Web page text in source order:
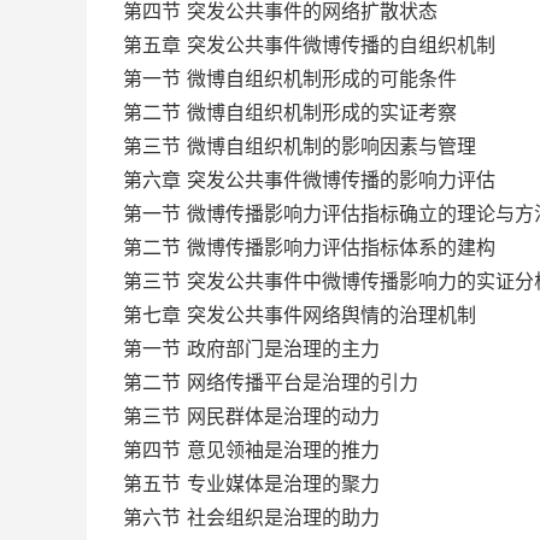
第四节 突发公共事件的网络扩散状态
第五章 突发公共事件微博传播的自组织机制
第一节 微博自组织机制形成的可能条件
第二节 微博自组织机制形成的实证考察
第三节 微博自组织机制的影响因素与管理
第六章 突发公共事件微博传播的影响力评估
第一节 微博传播影响力评估指标确立的理论与方
第二节 微博传播影响力评估指标体系的建构
第三节 突发公共事件中微博传播影响力的实证分
第七章 突发公共事件网络舆情的治理机制
第一节 政府部门是治理的主力
第二节 网络传播平台是治理的引力
第三节 网民群体是治理的动力
第四节 意见领袖是治理的推力
第五节 专业媒体是治理的聚力
第六节 社会组织是治理的助力